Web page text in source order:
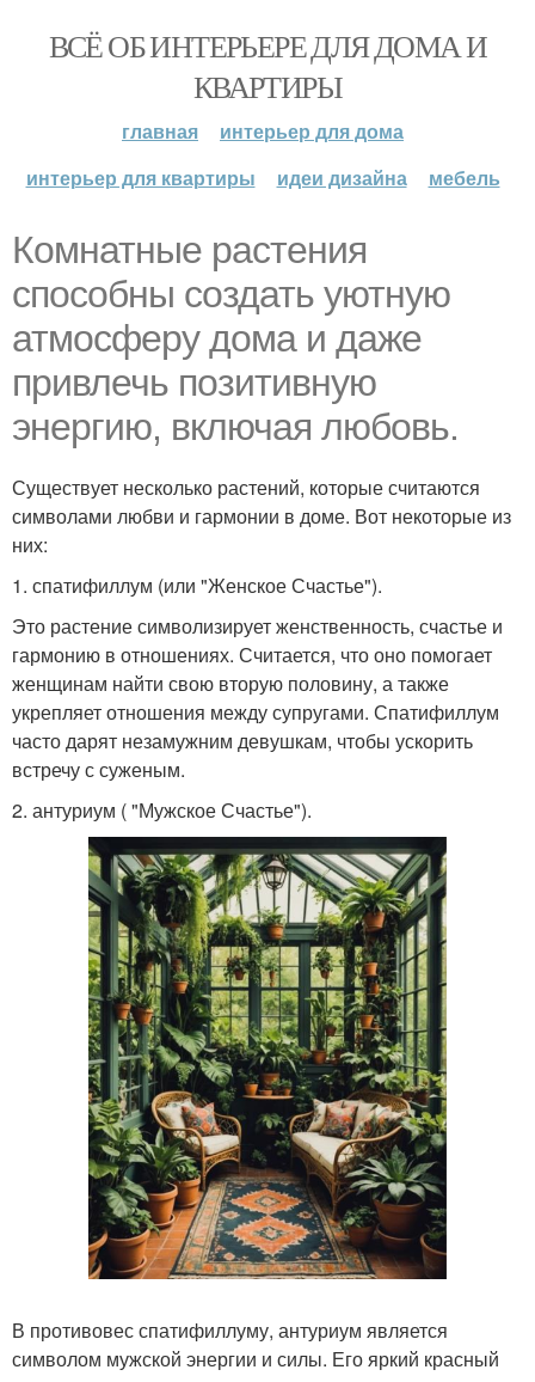
ВСЁ ОБ ИНТЕРЬЕРЕ ДЛЯ ДОМА И
КВАРТИРЫ
главная
интерьер для дома
интерьер для квартиры
идеи дизайна мебель
Комнатные растения
способны создать уютную
атмосферу дома и даже
привлечь позитивную
энергию, включая любовь.
Существует несколько растений, которые считаются
символами любви и гармонии в доме. Вот некоторые из
них:
1. спатифиллум (или "Женское Счастье").
Это растение символизирует женственность, счастье и
гармонию в отношениях. Считается, что оно помогает
женщинам найти свою вторую половину, а также
укрепляет отношения между супругами. Спатифиллум
часто дарят незамужним девушкам, чтобы ускорить
встречу с суженым.
2. антуриум ( "Мужское Счастье").
В противовес спатифиллуму, антуриум является
символом мужской энергии и силы. Его яркий красный